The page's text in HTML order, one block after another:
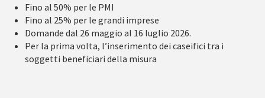
Fino al 50% per le PMI
Fino al 25% per le grandi imprese
Domande dal 26 maggio al 16 luglio 2026.
Per la prima volta, l’inserimento dei caseifici tra i
soggetti beneficiari della misura